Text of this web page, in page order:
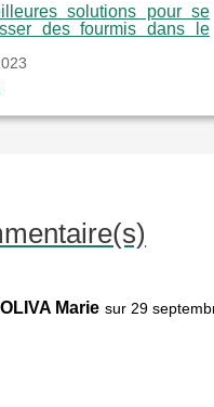
solutions pour se
des fourmis dans le
Marie sur 29